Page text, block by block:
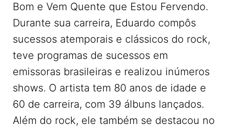
Bom e Vem Quente que Estou Fervendo.
Durante sua carreira, Eduardo compôs
sucessos atemporais e clássicos do rock,
teve programas de sucessos em
emissoras brasileiras e realizou inúmeros
shows. O artista tem 80 anos de idade e
60 de carreira, com 39 álbuns lançados.
Além do rock, ele também se destacou no